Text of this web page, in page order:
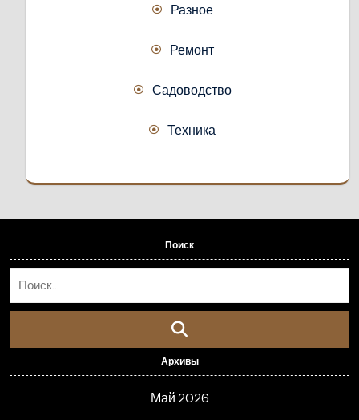
Разное
Ремонт
Садоводство
Техника
Поиск
Архивы
Май 2026